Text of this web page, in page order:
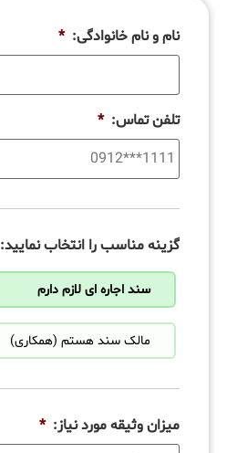
نام و نام خانوادگی: *
تلفن تماس: *
گزینه مناسب را انتخاب نمایید:
سند اجاره ای لازم دارم
مالک سند هستم (همکاری)
میزان وثیقه مورد نیاز: *